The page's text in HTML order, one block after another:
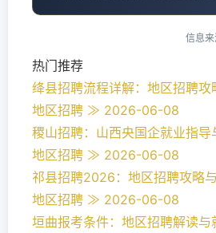
信息
热门推荐
绛县招聘流程详解：地区招聘攻
地区招聘 ≫ 2026-06-08
稷山招聘：山西央国企就业指导
地区招聘 ≫ 2026-06-08
祁县招聘2026：地区招聘攻略
地区招聘 ≫ 2026-06-08
垣曲报考条件：地区招聘解读与